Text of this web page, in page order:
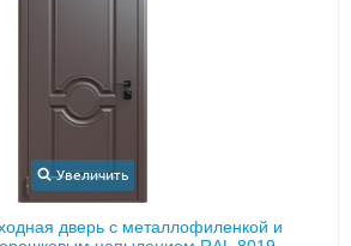
Увеличить
дверь с металлофиленкой и